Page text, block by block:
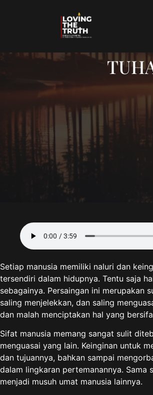
Setiap manusia memiliki naluri dan
tersendiri dalam hidupnya. Tentu saja
sebagainya. Persaingan ini merupakan
saling menjelekkan, dan saling
dan malah menciptakan hal yang
Sifat manusia memang sangat sulit
menguasai yang lain. Keinginan untuk
dan tujuannya, bahkan sampai
dalam lingkaran pertemanannya.
menjadi musuh umat manusia lainnya.